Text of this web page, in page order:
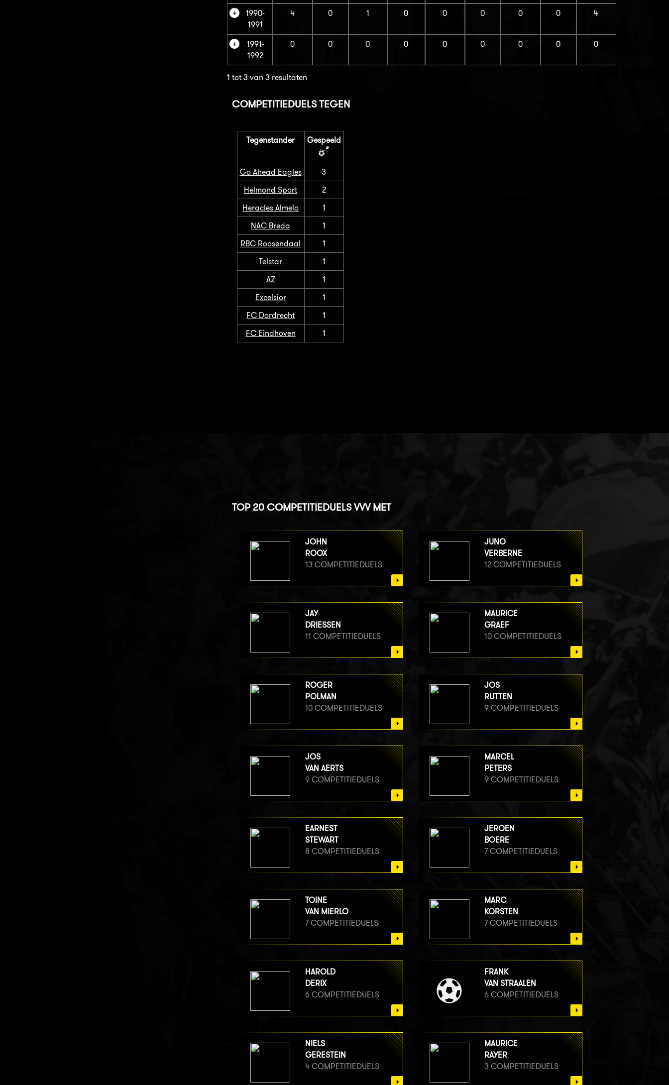
1990-
1991
4 0 1 0 0 0 0 0 4
1991-
1992
0 0 0 0 0 0 0 0 0
1 tot 3 van 3 resultaten
COMPETITIEDUELS TEGEN
Tegenstander Gespeeld
Go Ahead Eagles
3
Helmond Sport
2
Heracles Almelo
1
NAC Breda
1
RBC Roosendaal
1
Telstar
1
AZ
1
Excelsior
1
FC Dordrecht
1
FC Eindhoven
1
TOP 20 COMPETITIEDUELS VVV MET
JOHN
ROOX
13 COMPETITIEDUELS
JUNO
VERBERNE
12 COMPETITIEDUELS
JAY
DRIESSEN
11 COMPETITIEDUELS
MAURICE
GRAEF
10 COMPETITIEDUELS
ROGER
POLMAN
10 COMPETITIEDUELS
JOS
RUTTEN
9 COMPETITIEDUELS
JOS
VAN AERTS
9 COMPETITIEDUELS
MARCEL
PETERS
9 COMPETITIEDUELS
EARNEST
STEWART
8 COMPETITIEDUELS
JEROEN
BOERE
7 COMPETITIEDUELS
TOINE
VAN MIERLO
7 COMPETITIEDUELS
MARC
KORSTEN
7 COMPETITIEDUELS
HAROLD
DERIX
6 COMPETITIEDUELS
FRANK
VAN STRAALEN
6 COMPETITIEDUELS
NIELS
GERESTEIN
4 COMPETITIEDUELS
MAURICE
RAYER
3 COMPETITIEDUELS